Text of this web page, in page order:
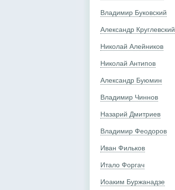
Владимир Буковский
Александр Круглевский
Николай Алейников
Николай Антипов
Александр Буюмин
Владимир Чиннов
Назарий Дмитриев
Владимир Феодоров
Иван Фильков
Итало Форгач
Иоаким Буржанадзе